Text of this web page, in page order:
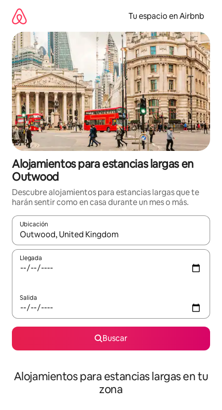
contenido
Tu espacio en Airbnb
Alojamientos para estancias largas en
Outwood
Descubre alojamientos para estancias largas que te
harán sentir como en casa durante un mes o más.
Ubicación
Cuando los resultados estén disponibles, podrás navegar
Llegada
Salida
Buscar
Alojamientos para estancias largas en tu
zona